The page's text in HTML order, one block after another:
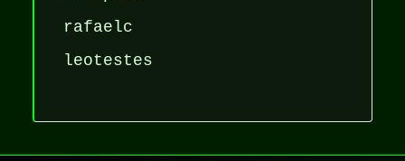
rafaelc
leotestes